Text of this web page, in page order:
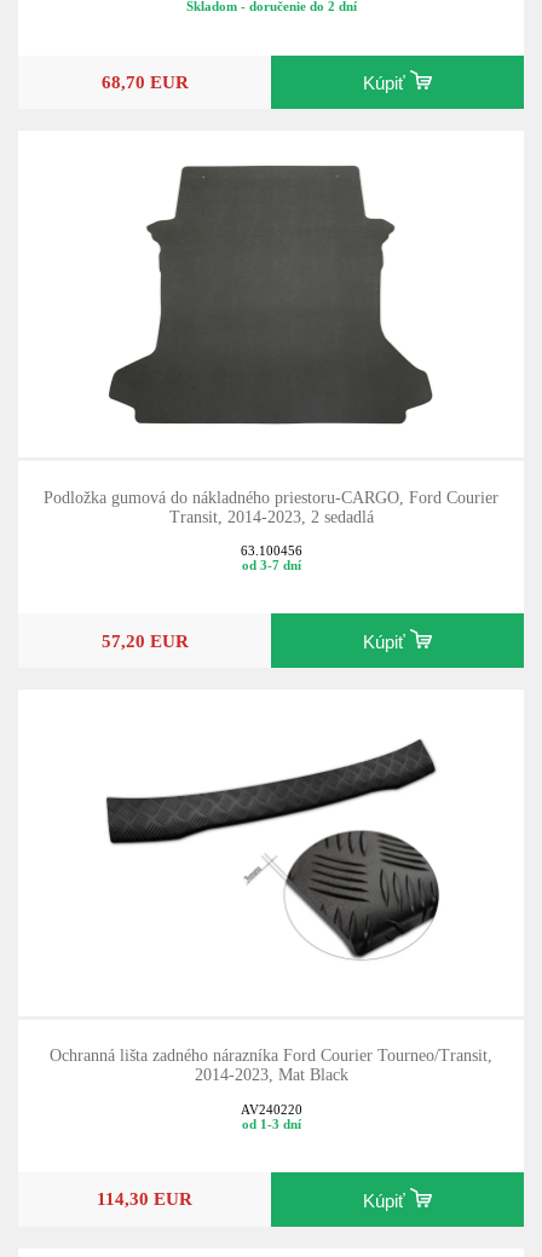
Skladom - doručenie do 2 dní
68,70 EUR Kúpiť
Podložka gumová do nákladného priestoru-CARGO, Ford Courier
Transit, 2014-2023, 2 sedadlá
63.100456
od 3-7 dní
57,20 EUR Kúpiť
Ochranná lišta zadného nárazníka Ford Courier Tourneo/Transit,
2014-2023, Mat Black
AV240220
od 1-3 dní
114,30 EUR Kúpiť